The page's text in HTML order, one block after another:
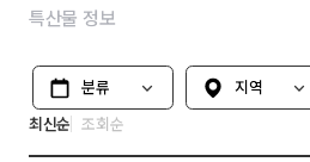
특산물 정보
분류 지역 선택
최신순
조회순